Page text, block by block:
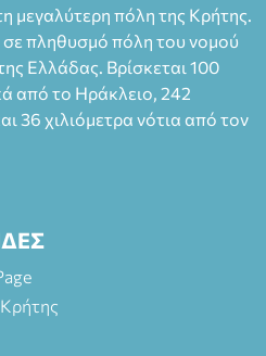
μεγαλύτερη πόλη της Κρήτης.
σε πληθυσμό πόλη του νομού
Ελλάδας. Βρίσκεται 100
από το Ηράκλειο, 242
36 χιλιόμετρα νότια από τον